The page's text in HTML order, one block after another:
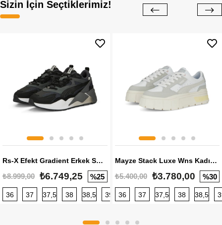
Sizin İçin Seçtiklerimiz!
Rs-X Efekt Gradient Erkek Sneaker
₺8.999,00 ₺6.749,25 %25
36 37 37,5 38 38,5 39 40 40,5 41 42 42,5
Mayze Stack Luxe Wns Kadın Sneaker
₺5.400,00 ₺3.780,00 %30
36 37 37,5 38 38,5